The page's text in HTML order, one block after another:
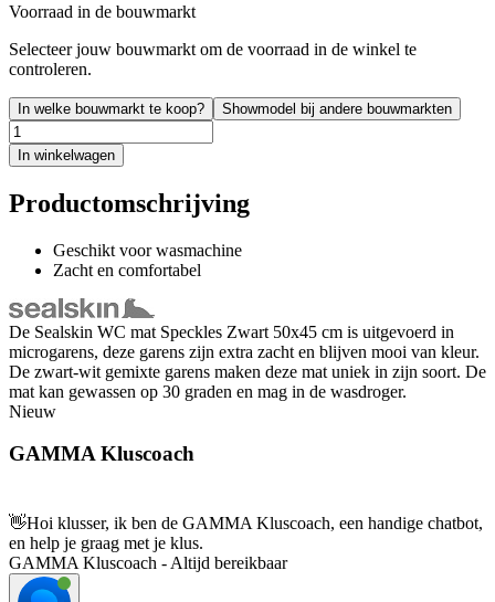
Voorraad in de bouwmarkt
Selecteer jouw bouwmarkt om de voorraad in de winkel te
controleren.
In welke bouwmarkt te koop? Showmodel bij andere bouwmarkten
In winkelwagen
Productomschrijving
Geschikt voor wasmachine
Zacht en comfortabel
De Sealskin WC mat Speckles Zwart 50x45 cm is uitgevoerd in
microgarens, deze garens zijn extra zacht en blijven mooi van kleur.
De zwart-wit gemixte garens maken deze mat uniek in zijn soort. De
mat kan gewassen op 30 graden en mag in de wasdroger.
Nieuw
GAMMA Kluscoach
👋Hoi klusser, ik ben de GAMMA Kluscoach, een handige chatbot,
en help je graag met je klus.
GAMMA Kluscoach - Altijd bereikbaar